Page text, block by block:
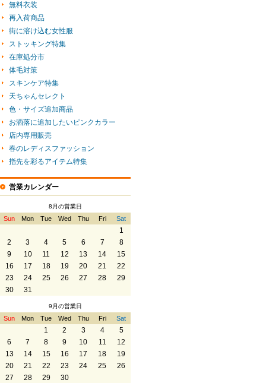
無料衣装
再入荷商品
街に溶け込む女性服
ストッキング特集
在庫処分市
体毛対策
スキンケア特集
天ちゃんセレクト
色・サイズ追加商品
お洒落に追加したいピンクカラー
店内専用販売
春のレディスファッション
指先を彩るアイテム特集
営業カレンダー
8月の営業日
Sun Mon Tue Wed Thu Fri Sat
1
2
3 4 5 6 7
8
9
10 11 12 13 14
15
16
17 18 19 20 21
22
23
24 25 26 27 28
29
30
31
9月の営業日
Sun Mon Tue Wed Thu Fri Sat
1 2 3 4
5
6
7 8 9 10 11
12
13
14 15 16 17 18
19
20
21 22 23 24 25
26
27
28 29 30